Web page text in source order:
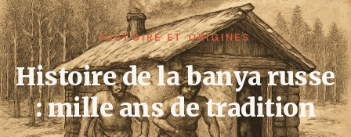
HISTOIRE ET ORIGINES
Histoire de la banya russe
: mille ans de tradition